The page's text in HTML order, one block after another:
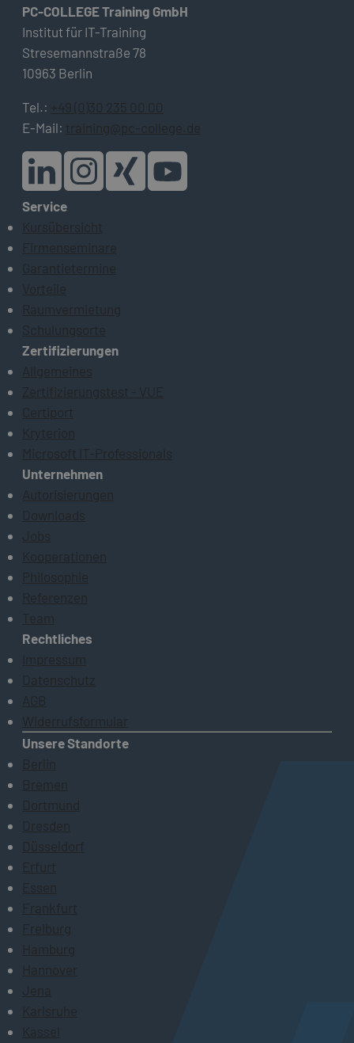
PC-COLLEGE Training GmbH
Institut für IT-Training
Stresemannstraße 78
10963 Berlin
Tel.: +49 (0)30 235 00 00
E-Mail: training@pc-college.de
Service
Kursübersicht
Firmenseminare
Garantietermine
Vorteile
Raumvermietung
Schulungsorte
Zertifizierungen
Allgemeines
Zertifizierungstest - VUE
Certiport
Kryterion
Microsoft IT-Professionals
Unternehmen
Autorisierungen
Downloads
Jobs
Kooperationen
Philosophie
Referenzen
Team
Rechtliches
Impressum
Datenschutz
AGB
Widerrufsformular
Unsere Standorte
Berlin
Bremen
Dortmund
Dresden
Düsseldorf
Erfurt
Essen
Frankfurt
Freiburg
Hamburg
Hannover
Jena
Karlsruhe
Kassel